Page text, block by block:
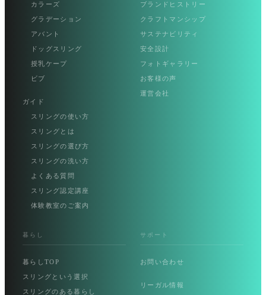
カラーズ
グラデーション
アバント
ドッグスリング
授乳ケープ
ビブ
ガイド
スリングの使い方
スリングとは
スリングの選び方
スリングの洗い方
よくある質問
スリング認定講座
体験教室のご案内
ブランドヒストリー
クラフトマンシップ
サステナビリティ
安全設計
フォトギャラリー
お客様の声
運営会社
暮らし
暮らしTOP
スリングという選択
スリングのある暮らし
サポート
お問い合わせ
リーガル情報